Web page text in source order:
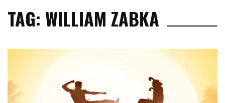
TAG: WILLIAM ZABKA